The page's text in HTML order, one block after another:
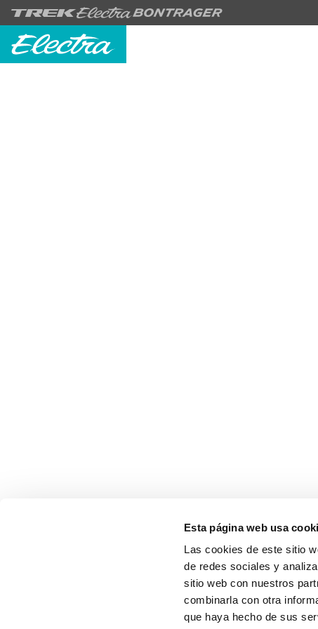
Esta página web usa
Las cookies de este sitio
de redes sociales y
sitio web con nuestros
combinarla con otra
que haya hecho de sus